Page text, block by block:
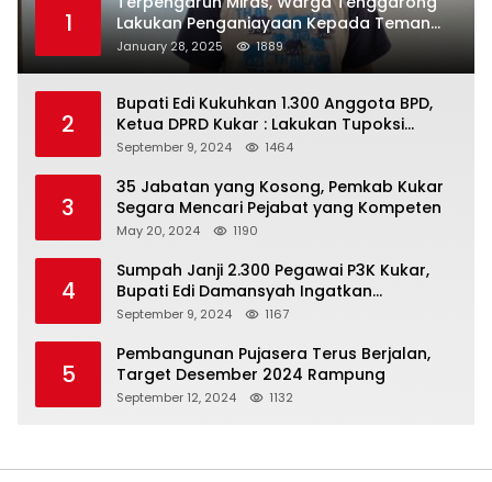
1
Lakukan Penganiayaan Kepada Teman
Sendiri
January 28, 2025 1889
2
Bupati Edi Kukuhkan 1.300 Anggota BPD,
Ketua DPRD Kukar : Lakukan Tupoksi
Dengan Baik Untuk Wujudkan
September 9, 2024 1464
3
35 Jabatan yang Kosong, Pemkab Kukar
Segara Mencari Pejabat yang Kompeten
May 20, 2024 1190
4
Sumpah Janji 2.300 Pegawai P3K Kukar,
Bupati Edi Damansyah Ingatkan
Tanggung Jawab Baru
September 9, 2024 1167
5
Pembangunan Pujasera Terus Berjalan,
Target Desember 2024 Rampung
September 12, 2024 1132